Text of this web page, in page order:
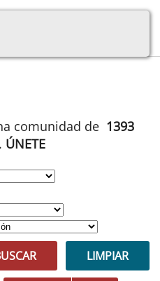
comunidad de 1393
ÚNETE
LIMPIAR